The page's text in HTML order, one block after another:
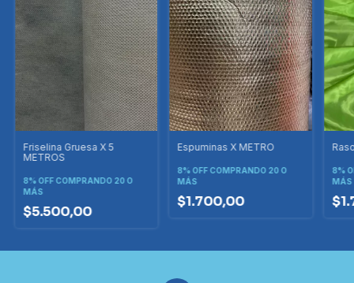
Friselina Gruesa X 5
METROS
8% OFF COMPRANDO 20 O
MÁS
$5.500,00
Espuminas X METRO
8% OFF COMPRANDO 20 O
MÁS
$1.700,00
8%
MÁS